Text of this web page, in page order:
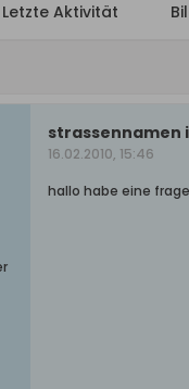
Letzte Aktivität
strassennamen
16.02.2010, 15:46
hallo habe eine